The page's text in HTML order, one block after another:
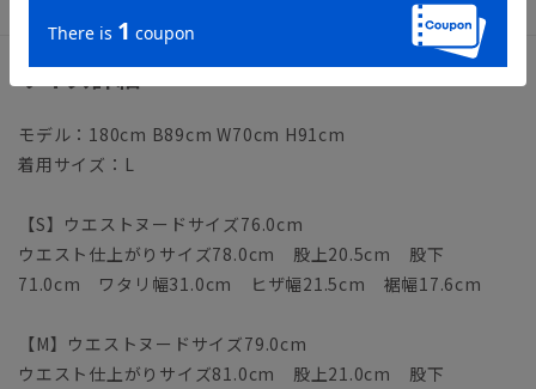
サイズ詳細
モデル：180cm B89cm W70cm H91cm
着用サイズ：L
【S】ウエストヌードサイズ76.0cm
ウエスト仕上がりサイズ78.0cm 股上20.5cm 股下
71.0cm ワタリ幅31.0cm ヒザ幅21.5cm 裾幅17.6cm
【M】ウエストヌードサイズ79.0cm
ウエスト仕上がりサイズ81.0cm 股上21.0cm 股下